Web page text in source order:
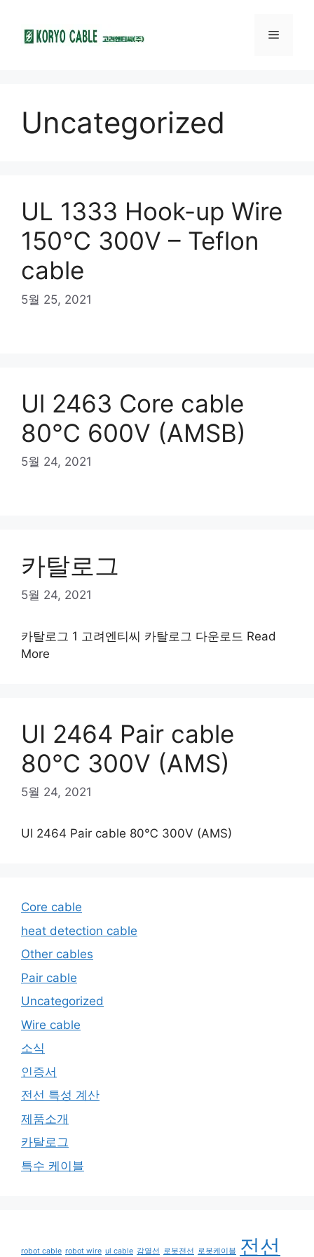
Uncategorized
UL 1333 Hook-up Wire
150℃ 300V – Teflon
cable
5월 25, 2021
Ul 2463 Core cable
80℃ 600V (AMSB)
5월 24, 2021
카탈로그
5월 24, 2021
카탈로그 1 고려엔티씨 카탈로그 다운로드 Read
More
UI 2464 Pair cable
80℃ 300V (AMS)
5월 24, 2021
UI 2464 Pair cable 80℃ 300V (AMS)
Core cable
heat detection cable
Other cables
Pair cable
Uncategorized
Wire cable
소식
인증서
전선 특성 계산
제품소개
카탈로그
특수 케이블
robot cable robot wire ul cable 감열선 로봇전선 로봇케이블 전선